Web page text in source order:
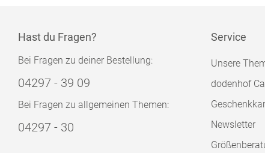
Hast du Fragen?
Bei Fragen zu deiner Bestellung:
04297 - 39 09
Bei Fragen zu allgemeinen Themen:
04297 - 30
Service
Unsere
dodenhof
Newsletter